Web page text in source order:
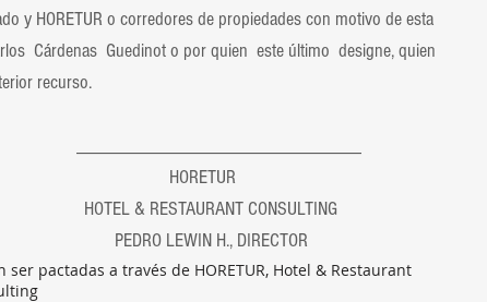
y HORETUR o corredores de propiedades con motivo de esta
Cárdenas Guedinot o por quien este último designe, quien
recurso.
CONSULTING
DIRECTOR
pactadas a través de HORETUR, Hotel & Restaurant